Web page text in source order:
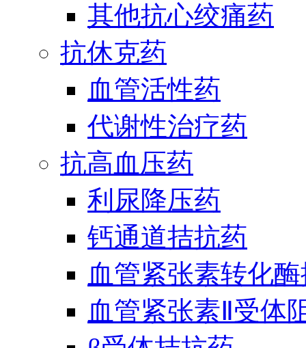
其他抗心绞痛药
抗休克药
血管活性药
代谢性治疗药
抗高血压药
利尿降压药
钙通道拮抗药
血管紧张素转化
血管紧张素Ⅱ受体